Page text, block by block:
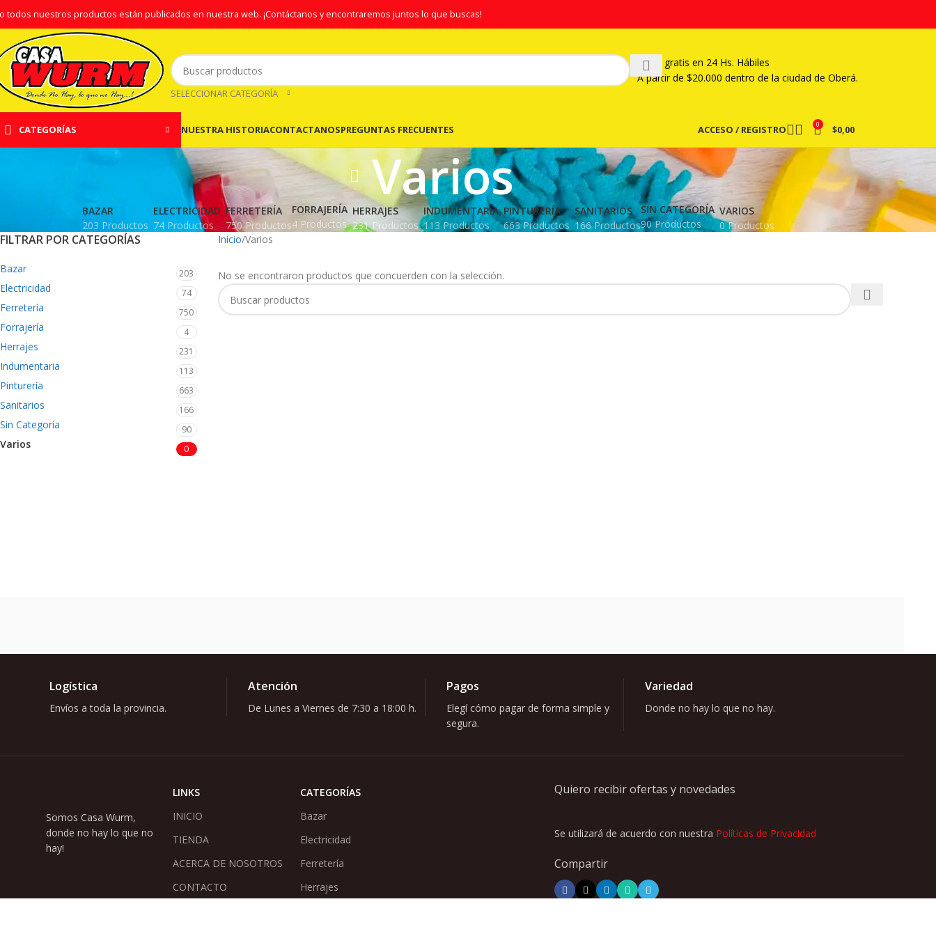
todos nuestros productos están publicados en nuestra web. ¡Contáctanos y encontraremos juntos lo que buscas!
SELECCIONAR CATEGORÍA
Envío gratis en 24 Hs. Hábiles
A partirde $20.000 dentro de la ciudad de Oberá.
CATEGORÍAS NUESTRA HISTORIACONTACTANOSPREGUNTAS FRECUENTES ACCESO / REGISTRO 0 $0,00
Varios
BAZAR
203 Productos
ELECTRICIDAD
74 Productos
FERRETERÍA
750 Productos
FORRAJERÍA
4 Productos
HERRAJES
231 Productos
INDUMENTARIA
113 Productos
PINTURERÍA
663 Productos
SANITARIOS
166 Productos
SIN CATEGORÍA
90 Productos
VARIOS
0 Productos
FILTRAR POR CATEGORÍAS
Bazar 203
Electricidad 74
Ferretería 750
Forrajería 4
Herrajes 231
Indumentaria 113
Pinturería 663
Sanitarios 166
Sin Categoría 90
Varios 0
Inicio Varios
No se encontraron productos que concuerden con la selección.
Logística
Envíos a toda la provincia.
Atención
De Lunes a Viernes de 7:30 a 18:00 h.
Pagos
Elegí cómo pagar de forma simple y
segura.
Variedad
Donde no hay lo que no hay.
Somos Casa Wurm,
donde no hay lo que no
hay!
LINKS
INICIO
TIENDA
ACERCA DE NOSOTROS
CONTACTO
CATEGORÍAS
Bazar
Electricidad
Ferretería
Herrajes
Quiero recibir ofertas y novedades
Se utilizará de acuerdo con nuestra Políticas de Privacidad
Compartir